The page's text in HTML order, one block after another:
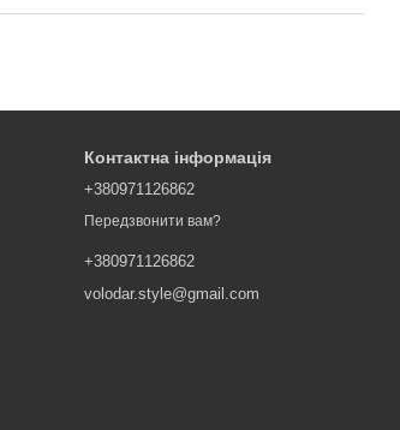
Контактна інформація
+380971126862
Передзвонити вам?
+380971126862
volodar.style@gmail.com